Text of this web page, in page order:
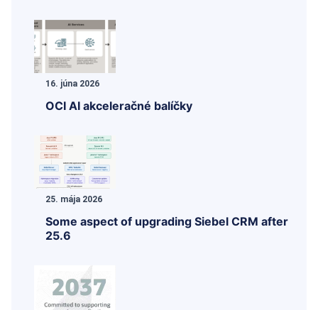
16. júna 2026
OCI AI akceleračné balíčky
25. mája 2026
Some aspect of upgrading Siebel CRM after
25.6